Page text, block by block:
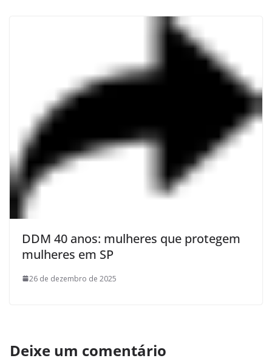
DDM 40 anos: mulheres que protegem
mulheres em SP
26 de dezembro de 2025
Deixe um comentário